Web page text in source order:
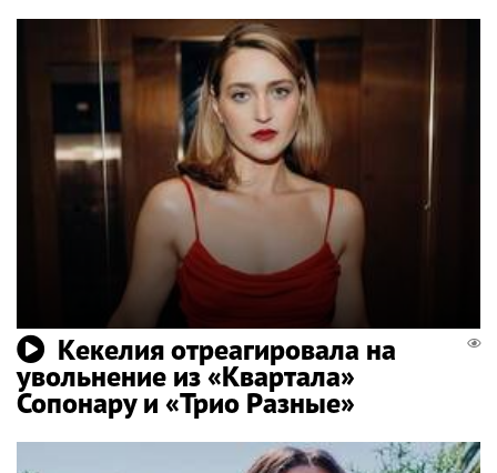
Кекелия отреагировала на
увольнение из «Квартала»
Сопонару и «Трио Разные»